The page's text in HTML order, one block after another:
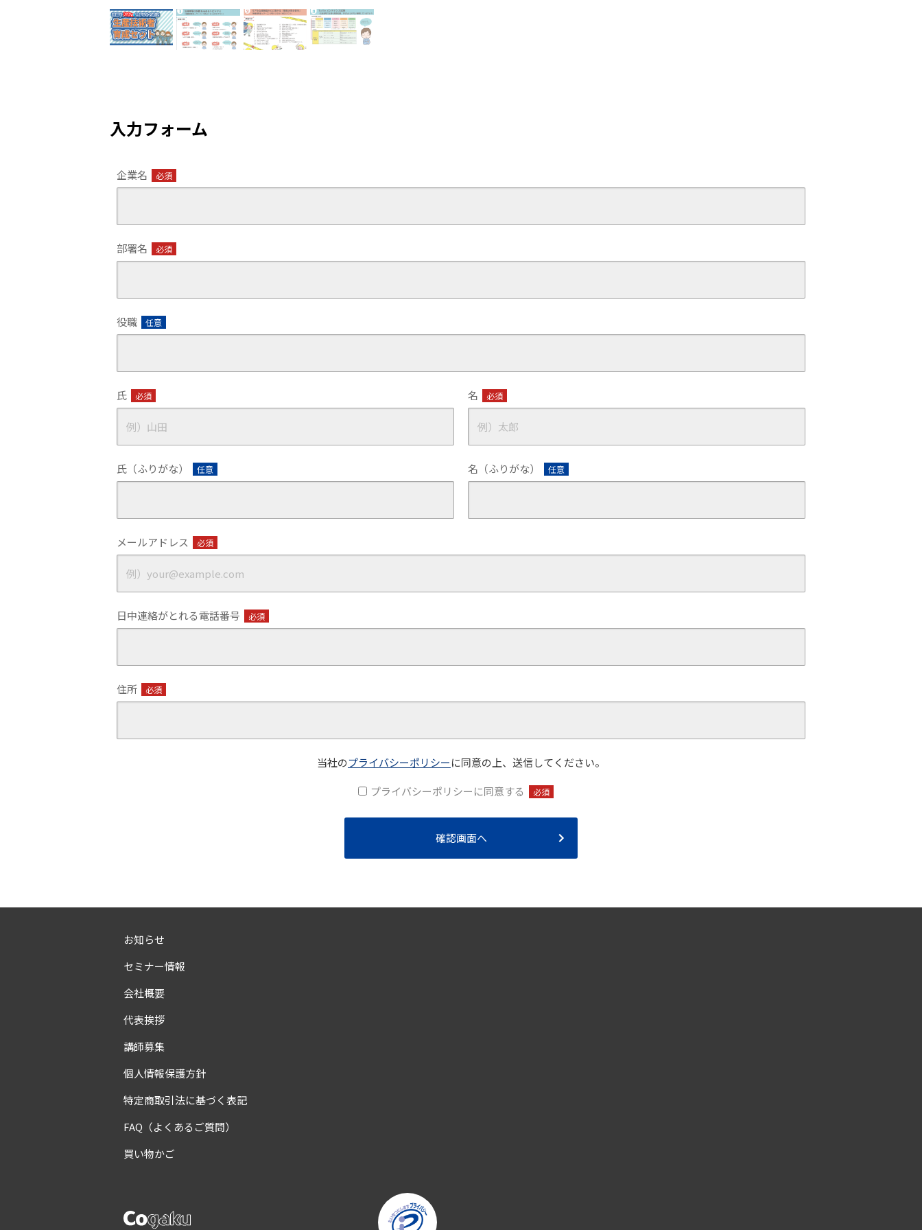
入力フォーム
企業名 必須
部署名 必須
役職 任意
氏 必須 名 必須
氏（ふりがな） 任意 名（ふりがな） 任意
メールアドレス 必須
日中連絡がとれる電話番号 必須
住所 必須
当社のプライバシーポリシーに同意の上、送信してください。
プライバシーポリシーに同意する
必須
お知らせ
セミナー情報
会社概要
代表挨拶
講師募集
個人情報保護方針
特定商取引法に基づく表記
FAQ（よくあるご質問）
買い物かご